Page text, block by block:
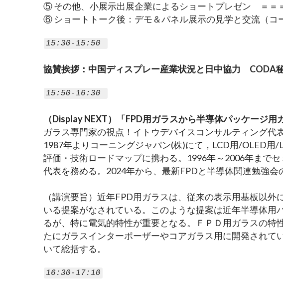
⑤ その他、小展示出展企業によるショートプレゼン　＝＝
⑥ ショートトーク後：デモ＆パネル展示の見学と交流（コ
15:30-15:50
協賛挨拶：中国ディスプレー産業状況と日中協力　CODA
15:50-16:30
（Display NEXT）「FPD用ガラスから半導体パッケージ用
ガラス専門家の視点！イトウデバイスコンサルティング代
1987年よりコーニングジャパン(株)にて，LCD用/OLED用
評価・技術ロードマップに携わる。1996年～2006年まで
代表を務める。2024年から、最新FPDと半導体関連勉強会
（講演要旨）近年FPD用ガラスは、従来の表示用基板以
いる提案がなされている。このような提案は近年半導体用
るが、特に電気的特性が重要となる。ＦＰＤ用ガラスの
たにガラスインターポーザーやコアガラス用に開発されて
いて総括する。
16:30-17:10